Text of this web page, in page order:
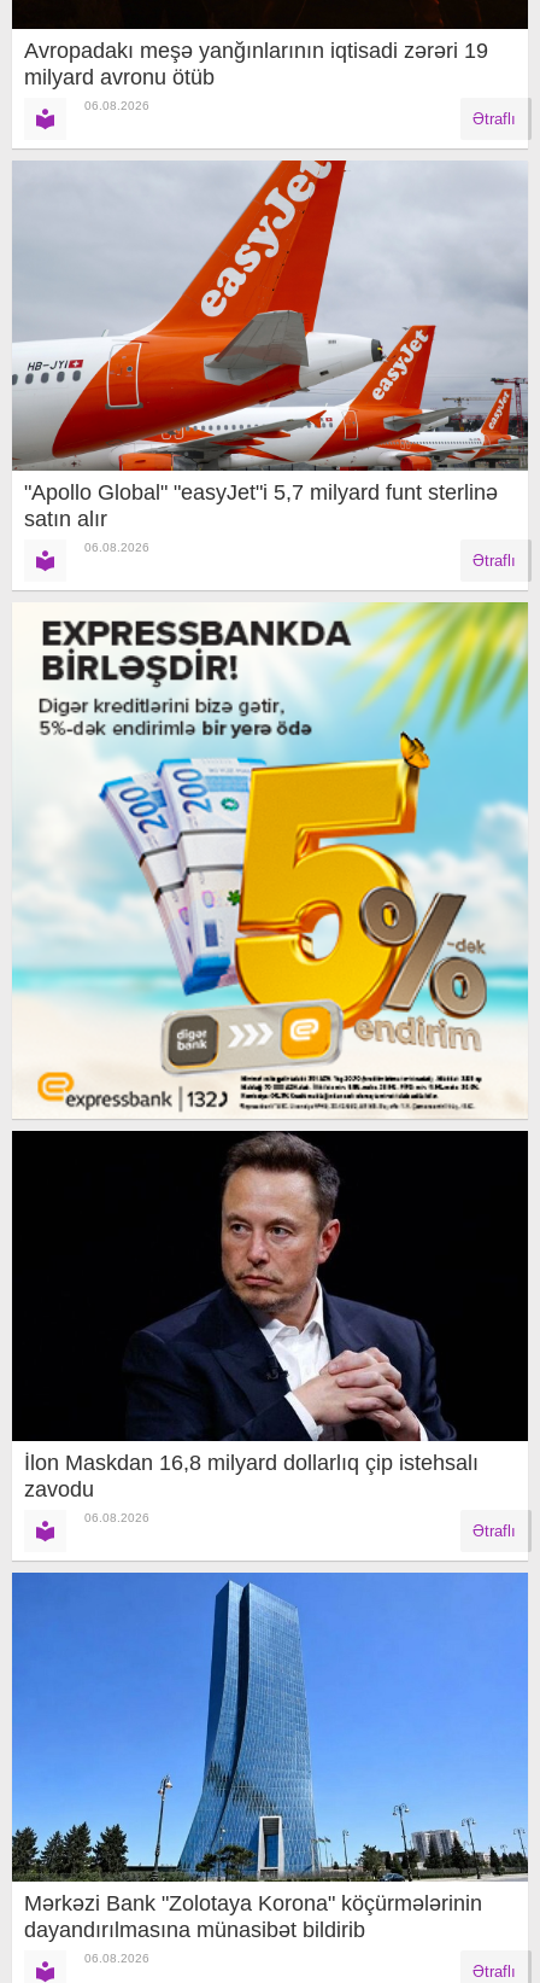
Avropadakı meşə yanğınlarının iqtisadi zərəri 19
milyard avronu ötüb
06.08.2026
Ətraflı
"Apollo Global" "easyJet"i 5,7 milyard funt sterlinə
satın alır
06.08.2026
Ətraflı
İlon Maskdan 16,8 milyard dollarlıq çip istehsalı
zavodu
06.08.2026
Ətraflı
Mərkəzi Bank "Zolotaya Korona" köçürmələrinin
dayandırılmasına münasibət bildirib
06.08.2026
Ətraflı